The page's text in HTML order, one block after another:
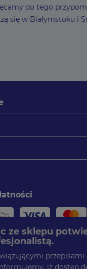
do tego
się w Białymstoku i
ze sklepu
przepisami
iż dostęp